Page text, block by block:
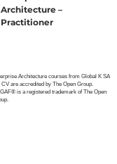
Architecture –
Practitioner
Architecture courses from Global K SA
CV are accredited by The Open Group.
is a registered trademark of The Open